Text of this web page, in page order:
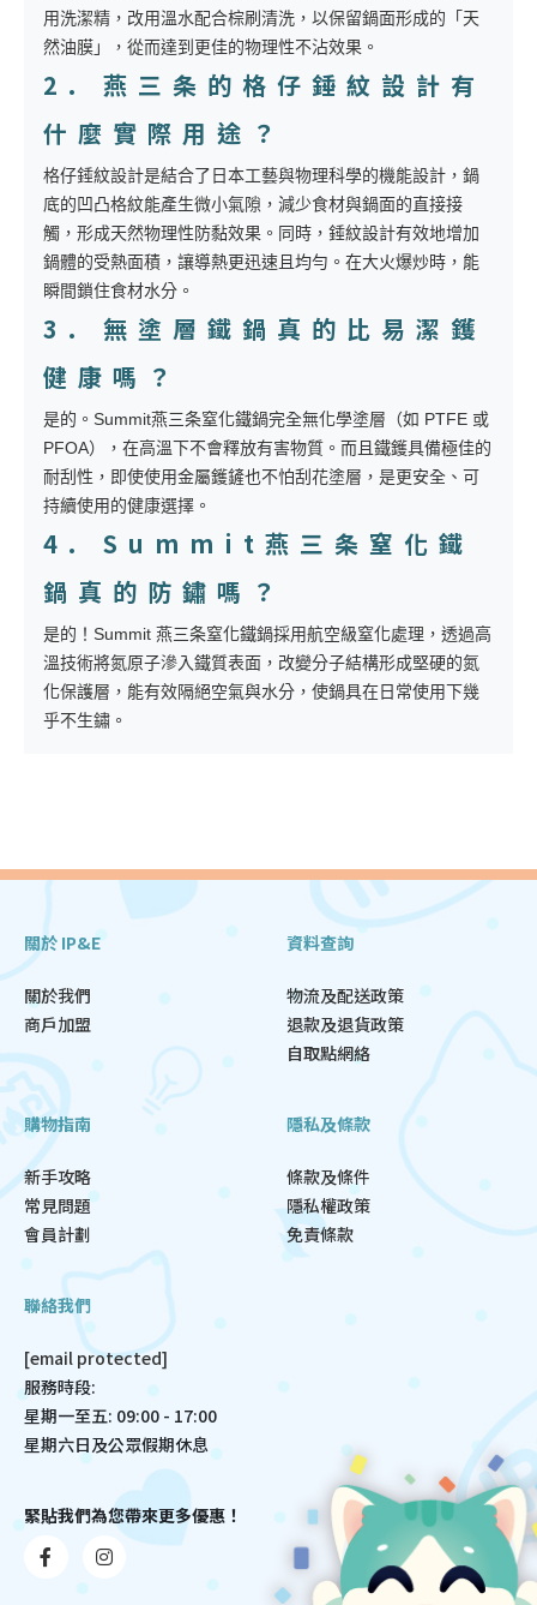
用洗潔精，改用溫水配合棕刷清洗，以保留鍋面形成的「天
然油膜」，從而達到更佳的物理性不沾效果。
2. 燕三条的格仔錘紋設計有
什麼實際用途？
格仔錘紋設計是結合了日本工藝與物理科學的機能設計，鍋
底的凹凸格紋能產生微小氣隙，減少食材與鍋面的直接接
觸，形成天然物理性防黏效果。同時，錘紋設計有效地增加
鍋體的受熱面積，讓導熱更迅速且均勻。在大火爆炒時，能
瞬間鎖住食材水分。
3. 無塗層鐵鍋真的比易潔鑊
健康嗎？
是的。Summit燕三条窒化鐵鍋完全無化學塗層（如 PTFE 或
PFOA），在高溫下不會釋放有害物質。而且鐵鑊具備極佳的
耐刮性，即使使用金屬鑊鏟也不怕刮花塗層，是更安全、可
持續使用的健康選擇。
4. Summit燕三条窒化鐵
鍋真的防鏽嗎？
是的！Summit 燕三条窒化鐵鍋採用航空級窒化處理，透過高
溫技術將氮原子滲入鐵質表面，改變分子結構形成堅硬的氮
化保護層，能有效隔絕空氣與水分，使鍋具在日常使用下幾
乎不生鏽。
關於 IP&E
關於我們
商戶加盟
資料查詢
物流及配送政策
退款及退貨政策
自取點網絡
購物指南
新手攻略
常見問題
會員計劃
隱私及條款
條款及條件
隱私權政策
免責條款
聯絡我們
[email protected]
服務時段:
星期一至五: 09:00 - 17:00
星期六日及公眾假期休息
緊貼我們為您帶來更多優惠！